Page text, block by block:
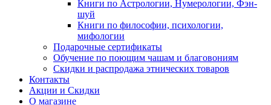
Книги по Астрологии, Нумерологии, Фэн-
шуй
Книги по философии, психологии,
мифологии
Подарочные сертификаты
Обучение по поющим чашам и благовониям
Скидки и распродажа этнических товаров
Контакты
Акции и Скидки
О магазине